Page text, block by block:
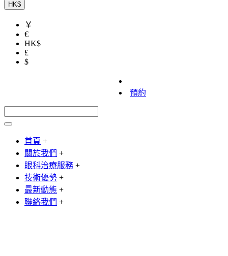
HK$
￥
€
HK$
£
$
預約
首頁 +
關於我們 +
眼科治療服務 +
技術優勢 +
最新動態 +
聯絡我們 +